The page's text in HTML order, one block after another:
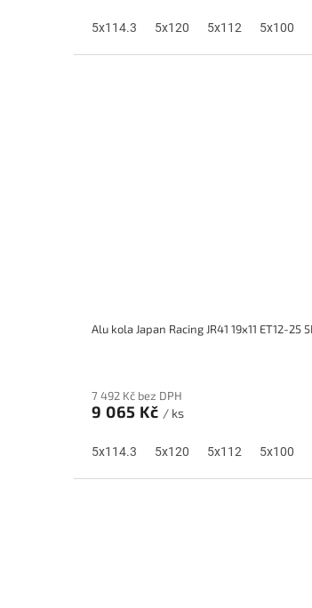
5x114.3 5x120 5x112 5x100
7 492 Kč bez DPH
9 065 Kč / ks
5x114.3 5x120 5x112 5x100